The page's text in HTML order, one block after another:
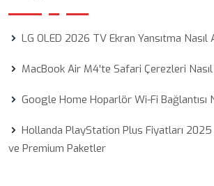
LG OLED 2026 TV Ekran Yansıtma Nasıl
MacBook Air M4'te Safari Çerezleri
Google Home Hoparlör Wi-Fi Bağlantısı
Hollanda PlayStation Plus Fiyatları
ve Premium Paketler